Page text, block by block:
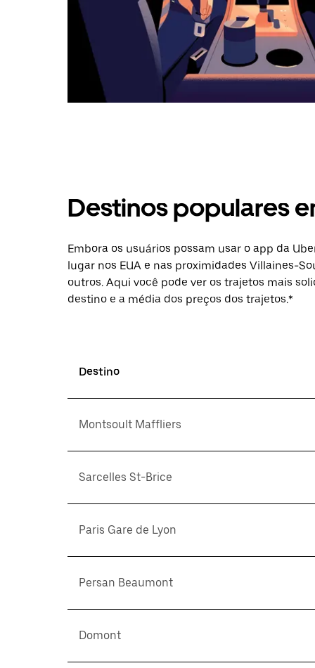
Destinos populares
Embora os usuários possam usar o app da
lugar nos EUA e nas proximidades Villaines-
outros. Aqui você pode ver os trajetos mais
destino e a média dos preços dos trajetos.*
Destino
Montsoult Maffliers
Sarcelles St-Brice
Paris Gare de Lyon
Persan Beaumont
Domont